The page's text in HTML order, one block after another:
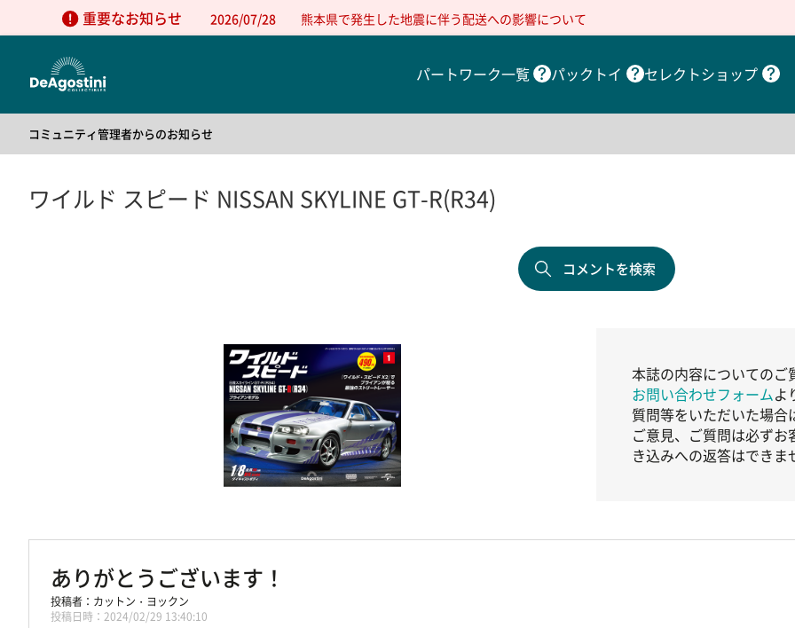
2026/07/28
重要なお知らせ 熊本県で発生した地震に伴う配送への影響について
パートワーク一覧 パックトイ セレクトショップ
コミュニティ管理者からのお知らせ
2025/05/01
公式コミュニティの利用規約
ワイルド スピード NISSAN SKYLINE GT-R(R34)
コメントを検索
本誌の内容についてのご
お問い合わせフォームよ
質問等をいただいた場
ご意見、ご質問は必ず
き込みへの返答はできま
ありがとうございます！
2024/02/29 13:40:10
カットン・ヨックン